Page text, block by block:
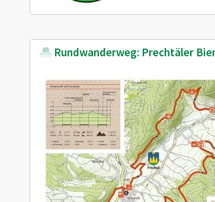
Rundwanderweg: Prechtäler